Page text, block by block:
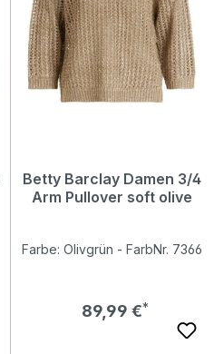
Betty Barclay Damen 3/4
Arm Pullover soft olive
Farbe: Olivgrün - FarbNr. 7366
Regulärer Preis:
89,99 €